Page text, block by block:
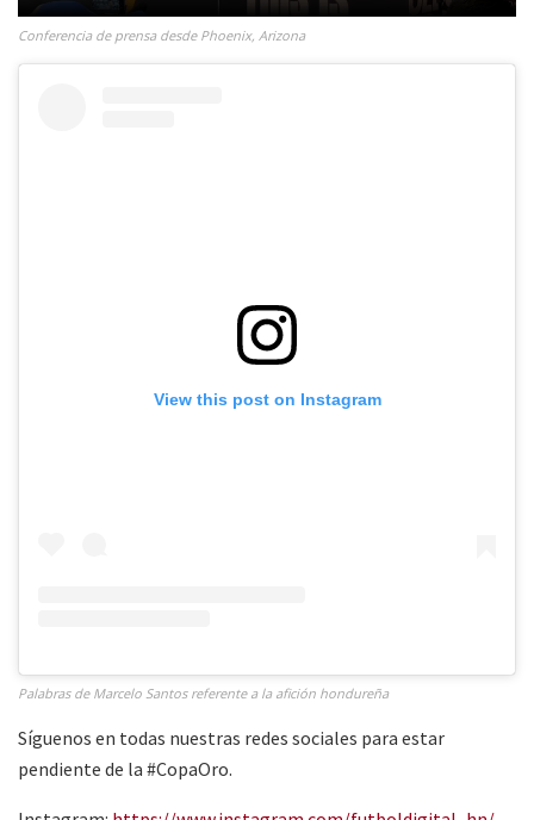
Conferencia de prensa desde Phoenix, Arizona
View this post on Instagram
Palabras de Marcelo Santos referente a la afición hondureña
Síguenos en todas nuestras redes sociales para estar
pendiente de la #CopaOro.